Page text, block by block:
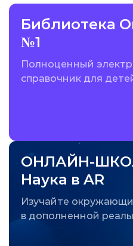
Библиотека
№1
Полноценный
справочник для
ОНЛАЙН-
Наука в AR
Изучайте
в дополненной